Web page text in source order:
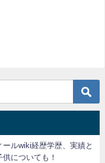
ルwiki経歴学歴、実績と
についても！